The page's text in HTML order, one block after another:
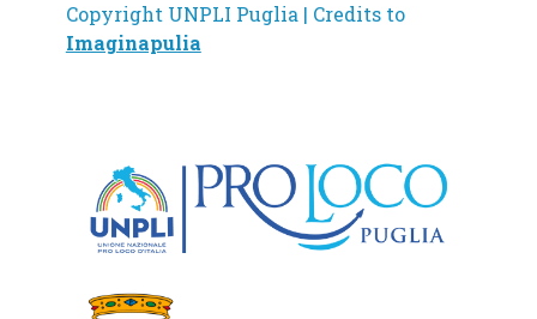
Copyright UNPLI Puglia | Credits to
Imaginapulia